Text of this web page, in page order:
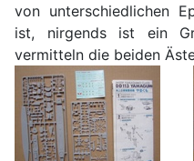
von unterschiedlichen
ist, nirgends ist ein
vermitteln die beiden